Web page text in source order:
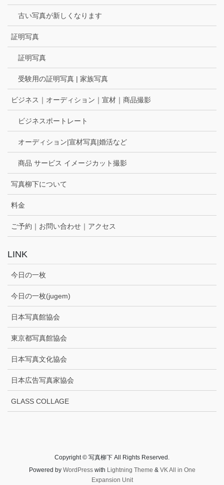
古い写真が新しくなります
証明写真
証明写真
受験用の証明写真 | 家族写真
ビジネス｜オーディション｜宣材｜商品撮影
ビジネスポートレート
オーディション|宣材写真|婚活など
商品 サービス イメージカット撮影
写真柳下について
料金
ご予約｜お問い合わせ｜アクセス
LINK
今日の一枚
今日の一枚(jugem)
日本写真館協会
東京都写真館協会
日本写真文化協会
日本広告写真家協会
GLASS COLLAGE
Copyright © 写真柳下 All Rights Reserved.
Powered by WordPresswith Lightning Theme & VK All in One
Expansion Unit